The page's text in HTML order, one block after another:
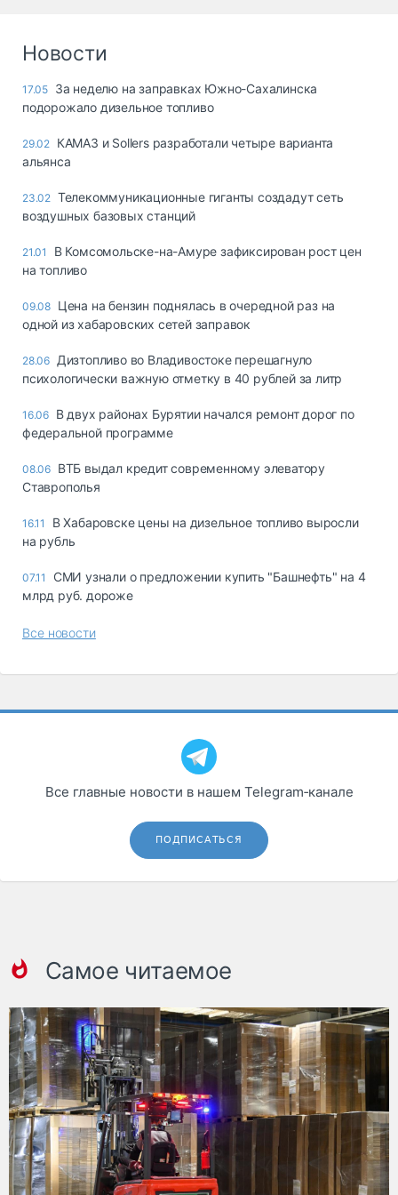
Новости
17.05 За неделю на заправках Южно-Сахалинска
подорожало дизельное топливо
29.02 КАМАЗ и Sollers разработали четыре варианта
альянса
23.02 Телекоммуникационные гиганты создадут сеть
воздушных базовых станций
21.01
В Комсомольске-на-Амуре зафиксирован рост цен
на топливо
09.08 Цена на бензин поднялась в очередной раз на
одной из хабаровских сетей заправок
28.06 Дизтопливо во Владивостоке перешагнуло
психологически важную отметку в 40 рублей за литр
16.06 В двух районах Бурятии начался ремонт дорог по
федеральной программе
08.06 ВТБ выдал кредит современному элеватору
Ставрополья
16.11
В Хабаровске цены на дизельное топливо выросли
на рубль
07.11
СМИ узнали о предложении купить "Башнефть" на 4
млрд руб. дороже
Все новости
Все главные новости в нашем Telegram‑канале
ПОДПИСАТЬСЯ
Самое читаемое